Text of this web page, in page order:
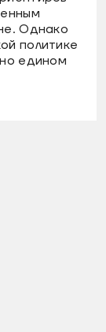
Однако
политике
едином